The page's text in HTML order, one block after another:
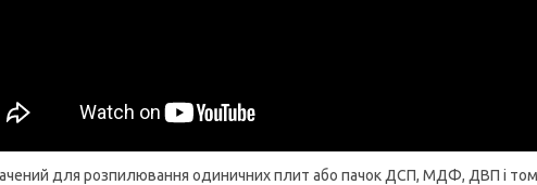
для розпилювання одиничних плит або пачок ДСП, МДФ, ДВП і